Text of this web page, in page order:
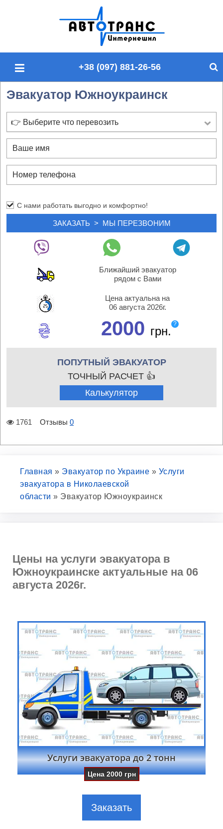
п
й
у
+38 (097) 881-26-56
Эвакуатор Южноукраинск
👉 Выберите что перевозить
С нами работать выгодно и комфортно!
Ближайший эвакуатор
рядом с Вами
Цена актуальна на
06 августа 2026г.
2000 грн.
?
ПОПУТНЫЙ ЭВАКУАТОР
ТОЧНЫЙ РАСЧЕТ 👍
Калькулятор
1761 Отзывы 0
Главная » Эвакуатор по Украине » Услуги
эвакуатора в Николаевской
области » Эвакуатор Южноукраинск
Цены на услуги эвакуатора в
Южноукраинске актуальные на 06
августа 2026г.
Услуги эвакуатора до 2 тонн
Цена2000 грн
Заказать